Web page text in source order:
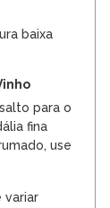
baixa
para o
fina
use
variar